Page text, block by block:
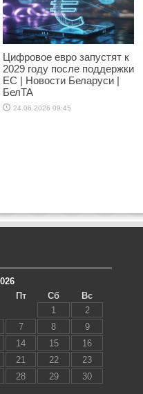
Цифровое евро запустят к
2029 году после поддержки
ЕС | Новости Беларуси |
БелТА
24.06.2026 09:45
Пт Сб
Вс
1
2
7 8
9
14 15
16
21 22
23
28 29
30